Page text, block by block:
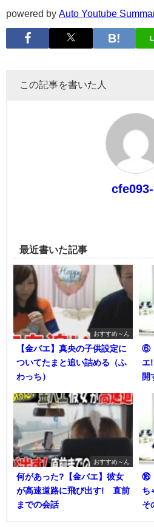
powered by Auto Youtube
この記事を書いた人
最近書いた記事
おすすめ～ん
【金バエ】真央の子供設定に
ついてたまと追い詰める（ふ
わっち）
⑥
エ
開
おすすめ～ん
何があった?【金バエ】彼女
が高速道路に飛び出す! 直前
までの会話
⑯
ち
そ